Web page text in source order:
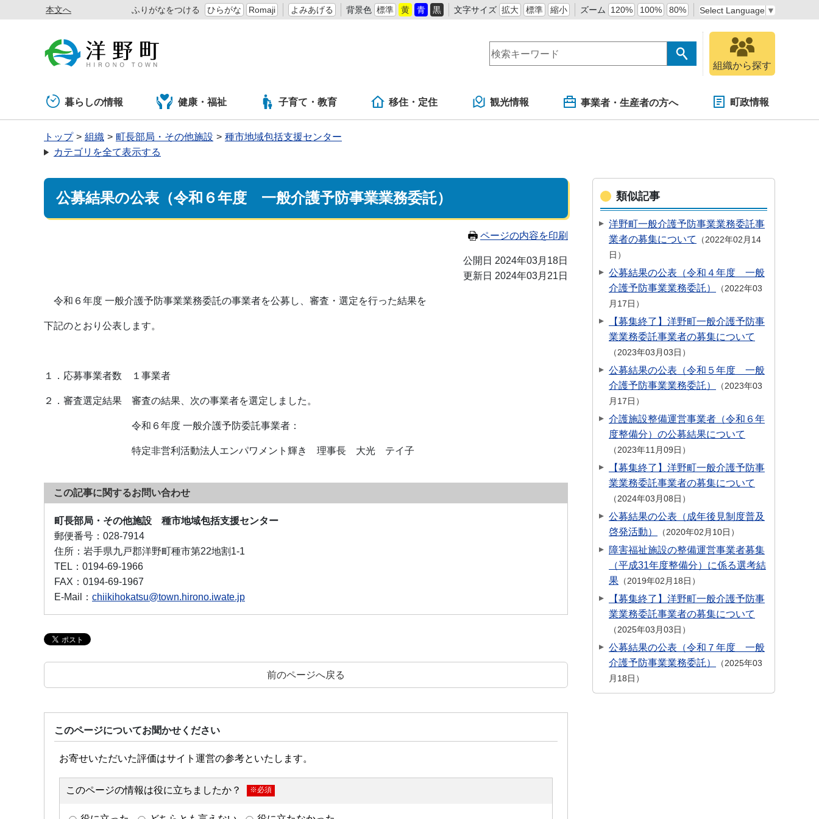
本文へ ふりがなをつける ひらがな Romaji よみあげる 背景色 標準 黄 青 黒 文字サイズ 拡大 標準 縮小 ズーム 120% 100% 80% Select Language ▼
組織から探す
暮らしの情報 健康・福祉 子育て・教育 移住・定住 観光情報 事業者・生産者の方へ 町政情報
トップ 組織 町長部局・その他施設
種市地域包括支援センター
カテゴリを全て表示する
公募結果の公表（令和６年度 一般介護予防事業業務委託）
ページの内容を印刷
公開日 2024年03月18日
更新日 2024年03月21日
令和６年度 一般介護予防事業業務委託の事業者を公募し、審査・選定を行った結果を
下記のとおり公表します。
１．応募事業者数 １事業者
２．審査選定結果 審査の結果、次の事業者を選定しました。
令和６年度 一般介護予防委託事業者：
特定非営利活動法人エンパワメント輝き 理事長 大光 テイ子
この記事に関するお問い合わせ
町長部局・その他施設 種市地域包括支援センター
郵便番号： 028-7914
住所： 岩手県九戸郡洋野町種市第22地割1-1
TEL： 0194-69-1966
FAX： 0194-69-1967
E-Mail： chiikihokatsu@town.hirono.iwate.jp
前のページへ戻る
このページについてお聞かせください
類似記事
洋野町一般介護予防事業業務委託事
業者の募集について
2022年02月14
日
公募結果の公表（令和４年度 一般
介護予防事業業務委託）
2022年03
月17日
【募集終了】洋野町一般介護予防事
業業務委託事業者の募集について
2023年03月03日
公募結果の公表（令和５年度 一般
介護予防事業業務委託）
2023年03
月17日
介護施設整備運営事業者（令和６年
度整備分）の公募結果について
2023年11月09日
【募集終了】洋野町一般介護予防事
業業務委託事業者の募集について
2024年03月08日
公募結果の公表（成年後見制度普及
啓発活動）
2020年02月10日
障害福祉施設の整備運営事業者募集
（平成31年度整備分）に係る選考結
果
2019年02月18日
【募集終了】洋野町一般介護予防事
業業務委託事業者の募集について
2025年03月03日
公募結果の公表（令和７年度 一般
介護予防事業業務委託）
2025年03
月18日